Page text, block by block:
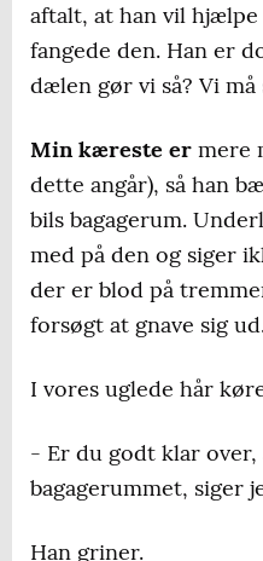
aftalt, at han vil
fangede den. Han er
dælen gør vi så? Vi
Min kæreste er mere
dette angår), så han
bils bagagerum.
med på den og siger
der er blod på
forsøgt at gnave sig
I vores uglede hår
- Er du godt klar
bagagerummet, siger
Han griner.